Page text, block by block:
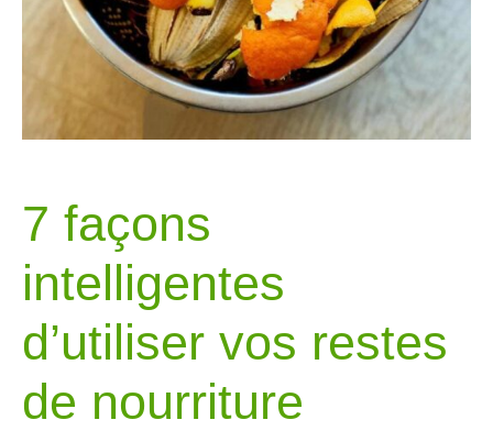
7 façons
intelligentes
d’utiliser vos restes
de nourriture